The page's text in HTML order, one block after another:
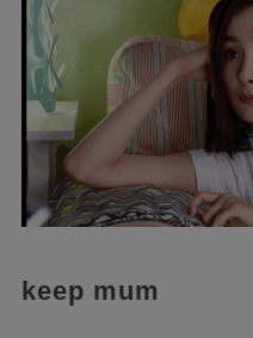
keep mum